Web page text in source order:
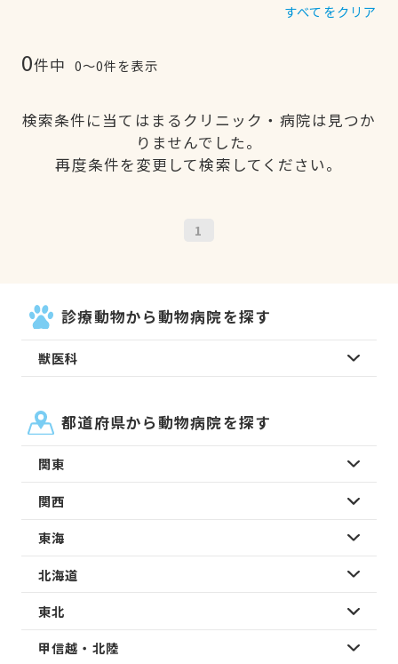
すべてをクリア
0件中 0〜0件を表示
検索条件に当てはまるクリニック・病院は見つか
りませんでした。
再度条件を変更して検索してください。
1
診療動物から動物病院を探す
獣医科
都道府県から動物病院を探す
関東
関西
東海
北海道
東北
甲信越・北陸